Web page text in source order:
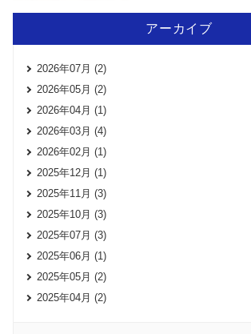
アーカイブ
2026年07月 (2)
2026年05月 (2)
2026年04月 (1)
2026年03月 (4)
2026年02月 (1)
2025年12月 (1)
2025年11月 (3)
2025年10月 (3)
2025年07月 (3)
2025年06月 (1)
2025年05月 (2)
2025年04月 (2)